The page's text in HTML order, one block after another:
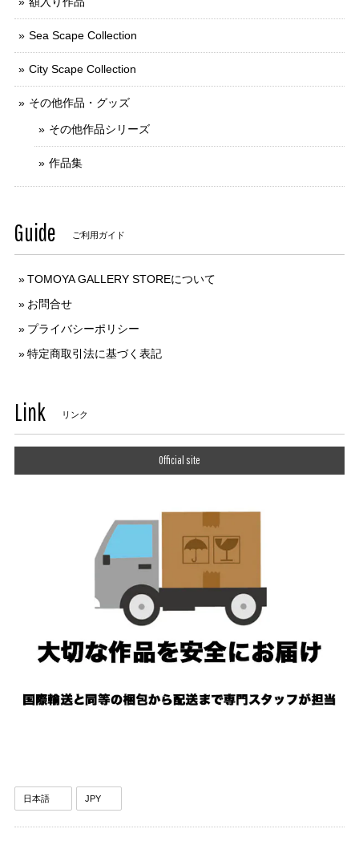
Sea Scape Collection
City Scape Collection
その他作品・グッズ
その他作品シリーズ
作品集
Guide ご利用ガイド
TOMOYA GALLERY STOREについて
お問合せ
プライバシーポリシー
特定商取引法に基づく表記
Link リンク
Official site